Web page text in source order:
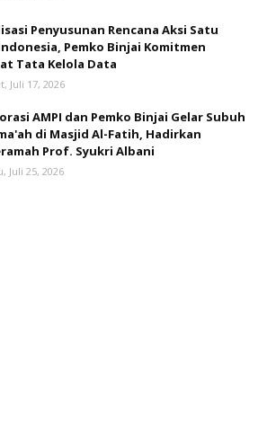
Penyusunan Rencana Aksi Satu
Pemko Binjai Komitmen
Tata Kelola Data
Juli 17, 2026
AMPI dan Pemko Binjai Gelar Subuh
di Masjid Al-Fatih, Hadirkan
Prof. Syukri Albani
Juli 25, 2026